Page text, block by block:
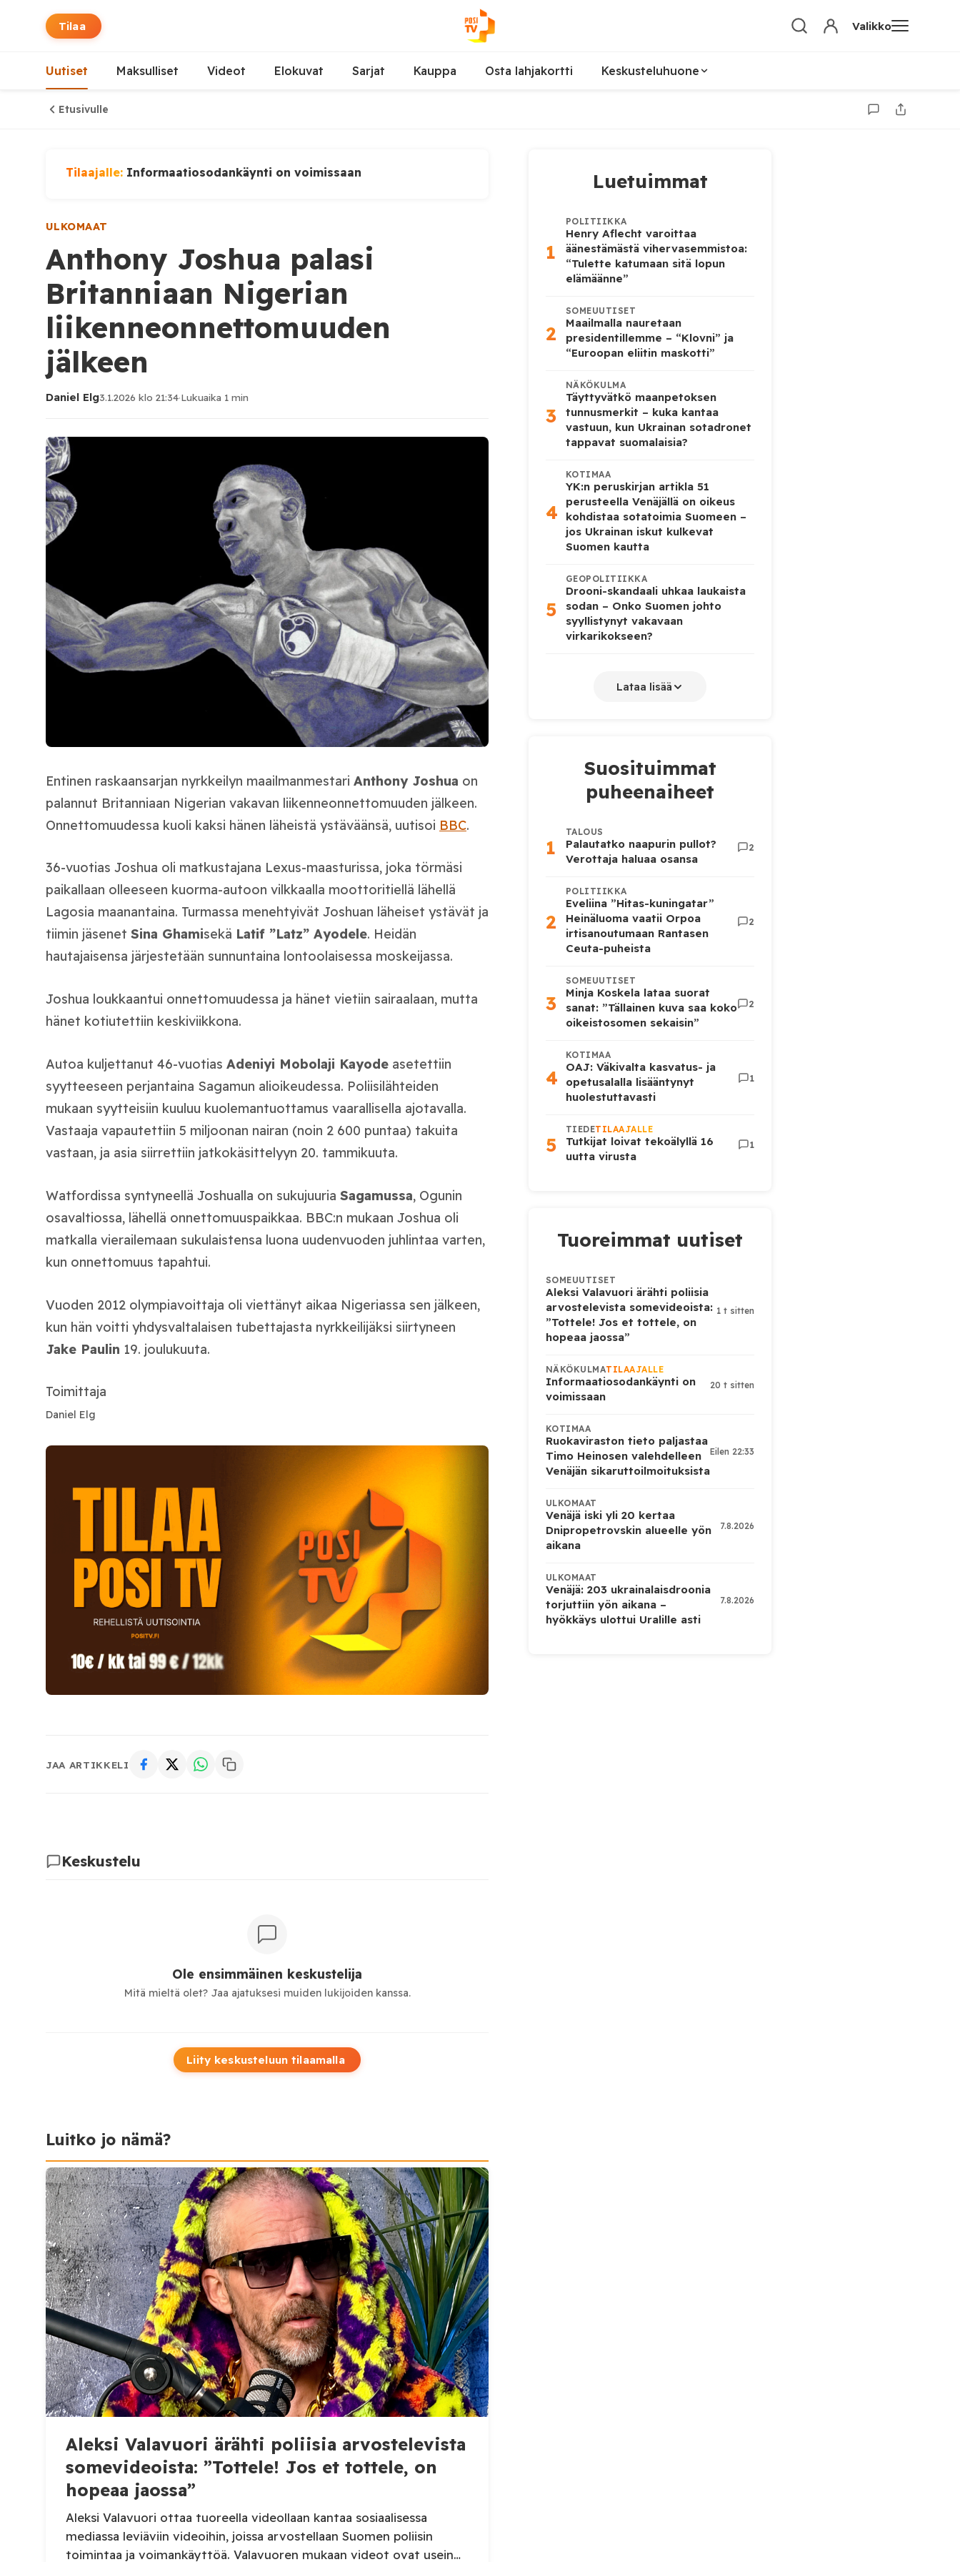
Tilaa Valikko
Uutiset Maksulliset Videot Elokuvat Sarjat Kauppa Osta lahjakortti Keskusteluhuone
Etusivulle
Tilaajalle: Informaatiosodankäynti on voimissaan
ULKOMAAT
Anthony Joshua palasi
Britanniaan Nigerian
liikenneonnettomuuden
jälkeen
Daniel Elg3.1.2026 klo 21:34·Lukuaika 1 min
Entinen raskaansarjan nyrkkeilyn maailmanmestari Anthony Joshua on
palannut Britanniaan Nigerian vakavan liikenneonnettomuuden jälkeen.
Onnettomuudessa kuoli kaksi hänen läheistä ystäväänsä, uutisoi BBC.
36-vuotias Joshua oli matkustajana Lexus-maasturissa, joka törmäsi
paikallaan olleeseen kuorma-autoon vilkkaalla moottoritiellä lähellä
Lagosia maanantaina. Turmassa menehtyivät Joshuan läheiset ystävät ja
tiimin jäsenet Sina Ghamisekä Latif ”Latz” Ayodele. Heidän
hautajaisensa järjestetään sunnuntaina lontoolaisessa moskeijassa.
Joshua loukkaantui onnettomuudessa ja hänet vietiin sairaalaan, mutta
hänet kotiutettiin keskiviikkona.
Autoa kuljettanut 46-vuotias Adeniyi Mobolaji Kayode asetettiin
syytteeseen perjantaina Sagamun alioikeudessa. Poliisilähteiden
mukaan syytteisiin kuuluu kuolemantuottamus vaarallisella ajotavalla.
Vastaaja vapautettiin 5 miljoonan nairan (noin 2 600 puntaa) takuita
vastaan, ja asia siirrettiin jatkokäsittelyyn 20. tammikuuta.
Watfordissa syntyneellä Joshualla on sukujuuria Sagamussa, Ogunin
osavaltiossa, lähellä onnettomuuspaikkaa. BBC:n mukaan Joshua oli
matkalla vierailemaan sukulaistensa luona uudenvuoden juhlintaa varten,
kun onnettomuus tapahtui.
Vuoden 2012 olympiavoittaja oli viettänyt aikaa Nigeriassa sen jälkeen,
kun hän voitti yhdysvaltalaisen tubettajasta nyrkkeilijäksi siirtyneen
Jake Paulin 19. joulukuuta.
Toimittaja
Daniel Elg
JAA ARTIKKELI
Keskustelu
Ole ensimmäinen keskustelija
Mitä mieltä olet? Jaa ajatuksesi muiden lukijoiden kanssa.
Liity keskusteluun tilaamalla
Luitko jo nämä?
Aleksi Valavuori ärähti poliisia arvostelevista
somevideoista: ”Tottele! Jos et tottele, on
hopeaa jaossa”
Aleksi Valavuori ottaa tuoreella videollaan kantaa sosiaalisessa
mediassa leviäviin videoihin, joissa arvostellaan Suomen poliisin
toimintaa ja voimankäyttöä. Valavuoren mukaan videot ovat usein
Luetuimmat
1
POLITIIKKA
Henry Aflecht varoittaa
äänestämästä vihervasemmistoa:
“Tulette katumaan sitä lopun
elämäänne”
2
SOMEUUTISET
Maailmalla nauretaan
presidentillemme – “Klovni” ja
“Euroopan eliitin maskotti”
3
NÄKÖKULMA
Täyttyvätkö maanpetoksen
tunnusmerkit – kuka kantaa
vastuun, kun Ukrainan sotadronet
tappavat suomalaisia?
4
KOTIMAA
YK:n peruskirjan artikla 51
perusteella Venäjällä on oikeus
kohdistaa sotatoimia Suomeen –
jos Ukrainan iskut kulkevat
Suomen kautta
5
GEOPOLITIIKKA
Drooni-skandaali uhkaa laukaista
sodan – Onko Suomen johto
syyllistynyt vakavaan
virkarikokseen?
Lataa lisää
Suosituimmat
puheenaiheet
1
TALOUS
Palautatko naapurin pullot?
Verottaja haluaa osansa
2
2
POLITIIKKA
Eveliina ”Hitas-kuningatar”
Heinäluoma vaatii Orpoa
irtisanoutumaan Rantasen
Ceuta-puheista
2
3
SOMEUUTISET
Minja Koskela lataa suorat
sanat: ”Tällainen kuva saa koko
oikeistosomen sekaisin”
2
4
KOTIMAA
OAJ: Väkivalta kasvatus- ja
opetusalalla lisääntynyt
huolestuttavasti
1
5
TIEDETILAAJALLE
Tutkijat loivat tekoälyllä 16
uutta virusta
1
Tuoreimmat uutiset
SOMEUUTISET
Aleksi Valavuori ärähti poliisia
arvostelevista somevideoista:
”Tottele! Jos et tottele, on
hopeaa jaossa”
1 t sitten
NÄKÖKULMATILAAJALLE
Informaatiosodankäynti on
voimissaan
20 t sitten
KOTIMAA
Ruokaviraston tieto paljastaa
Timo Heinosen valehdelleen
Venäjän sikaruttoilmoituksista
Eilen 22:33
ULKOMAAT
Venäjä iski yli 20 kertaa
Dnipropetrovskin alueelle yön
aikana
7.8.2026
ULKOMAAT
Venäjä: 203 ukrainalaisdroonia
torjuttiin yön aikana –
hyökkäys ulottui Uralille asti
7.8.2026